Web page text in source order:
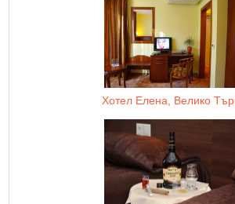
Хотел Елена, Велико